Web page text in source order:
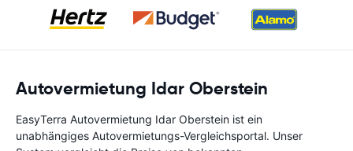
Autovermietung Idar Oberstein
EasyTerra Autovermietung Idar Oberstein ist ein
unabhängiges Autovermietungs-Vergleichsportal. Unser